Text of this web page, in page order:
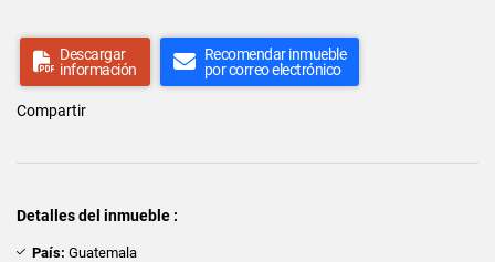
Descargar
información
Recomendar inmueble
por correo electrónico
Compartir
Detalles del inmueble :
País: Guatemala